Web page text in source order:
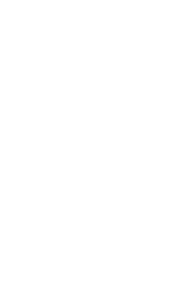
ingresos pasivos